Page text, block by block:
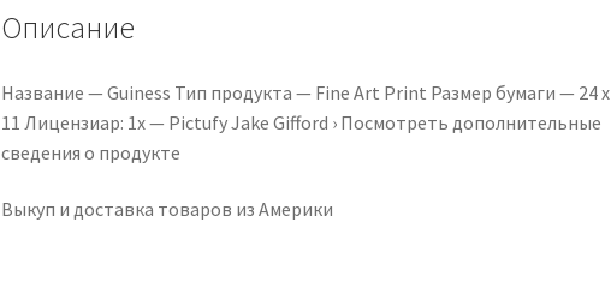
x
Описание
Название — Guiness Тип продукта — Fine Art Print Размер бумаги — 24 x
11 Лицензиар: 1x — Pictufy Jake Gifford › Посмотреть дополнительные
сведения о продукте
Выкуп и доставка товаров из Америки